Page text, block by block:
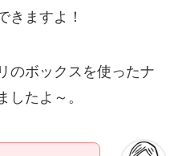
きますよ！
のボックスを使ったナ
したよ～。